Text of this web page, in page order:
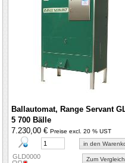
Ballautomat, Range Servant
5 700 Bälle
7.230,00 € Preise excl. 20 % UST
in den
GLD0000 Zum